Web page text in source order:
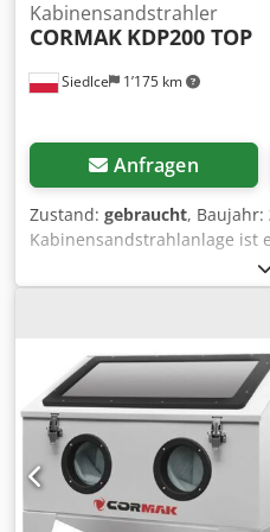
Siedlce 1’175 km
Kabinensandstrahler
CORMAK KDP200 TOP
Anfragen
Zustand: gebraucht, Baujahr:
Kabinensandstrahlanlage ist
professionelles Gerät, das
Vorbereitung von
Materialien entwickelt
der Benutzer die
eine sichere Arbeit sowohl
auch an robusten Strukturen
Sandstrahlkabine ist für den
industriellen und
Hauptvorteile der Maschine:
Sandstrahlpistole –